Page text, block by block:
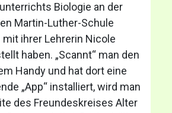
Biologie an der
Martin-Luther-Schule
ihrer Lehrerin Nicole
haben. „Scannt“ man den
Handy und hat dort eine
„App“ installiert, wird man
des Freundeskreises Alter